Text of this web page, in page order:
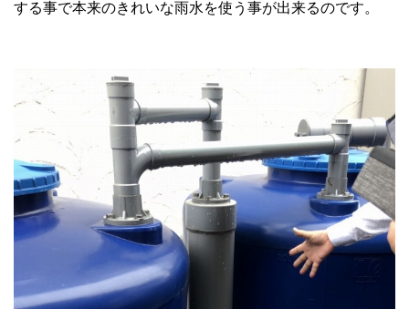
する事で本来のきれいな雨水を使う事が出来るのです。